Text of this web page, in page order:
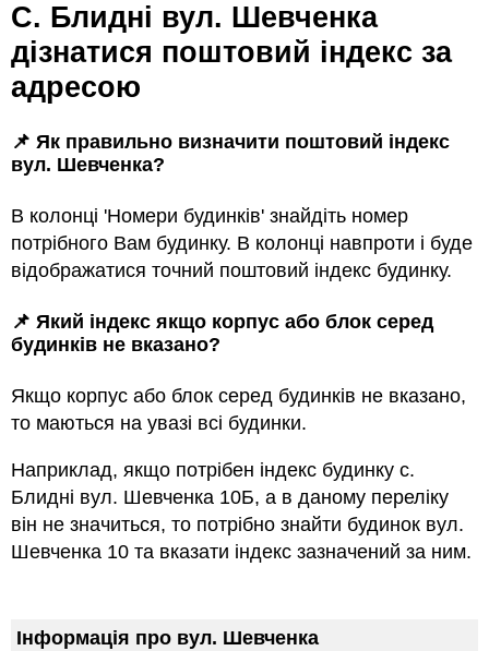
с. Блидні вул. Шевченка
дізнатися поштовий індекс за
адресою
📌 Як правильно визначити поштовий індекс
вул. Шевченка?
В колонці 'Номери будинків' знайдіть номер
потрібного Вам будинку. В колонці навпроти і буде
відображатися точний поштовий індекс будинку.
📌 Який індекс якщо корпус або блок серед
будинкiв не вказано?
Якщо корпус або блок серед будинкiв не вказано,
то маються на увазi всi будинки.
Наприклад, якщо потрiбен індекс будинку с.
Блидні вул. Шевченка 10Б, а в даному переліку
він не значиться, то потрібно знайти будинок вул.
Шевченка 10 та вказати індекс зазначений за ним.
Інформація про вул. Шевченка